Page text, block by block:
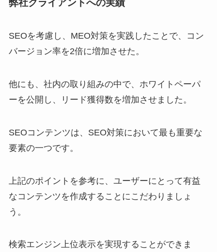
弊社クライアントへの実績
SEOを考慮し、MEO対策を実践したことで、コン
バージョン率を2倍に増加させた。
他にも、社内の取り組みの中で、ホワイトペーパ
ーを公開し、リード獲得数を増加させました。
SEOコンテンツは、SEO対策において最も重要な
要素の一つです。
上記のポイントを参考に、ユーザーにとって有益
なコンテンツを作成することにこだわりましょ
う。
検索エンジン上位表示を実現することができま